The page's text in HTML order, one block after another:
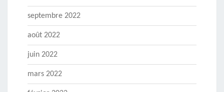
septembre 2022
août 2022
juin 2022
mars 2022